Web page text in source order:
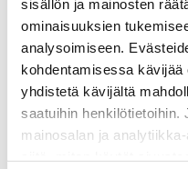
sisällön ja mainosten
ominaisuuksien
analysoimiseen.
kohdentamisessa
yhdistetä kävijältä
saatuihin henkilötietoihin.
mainosalan ja